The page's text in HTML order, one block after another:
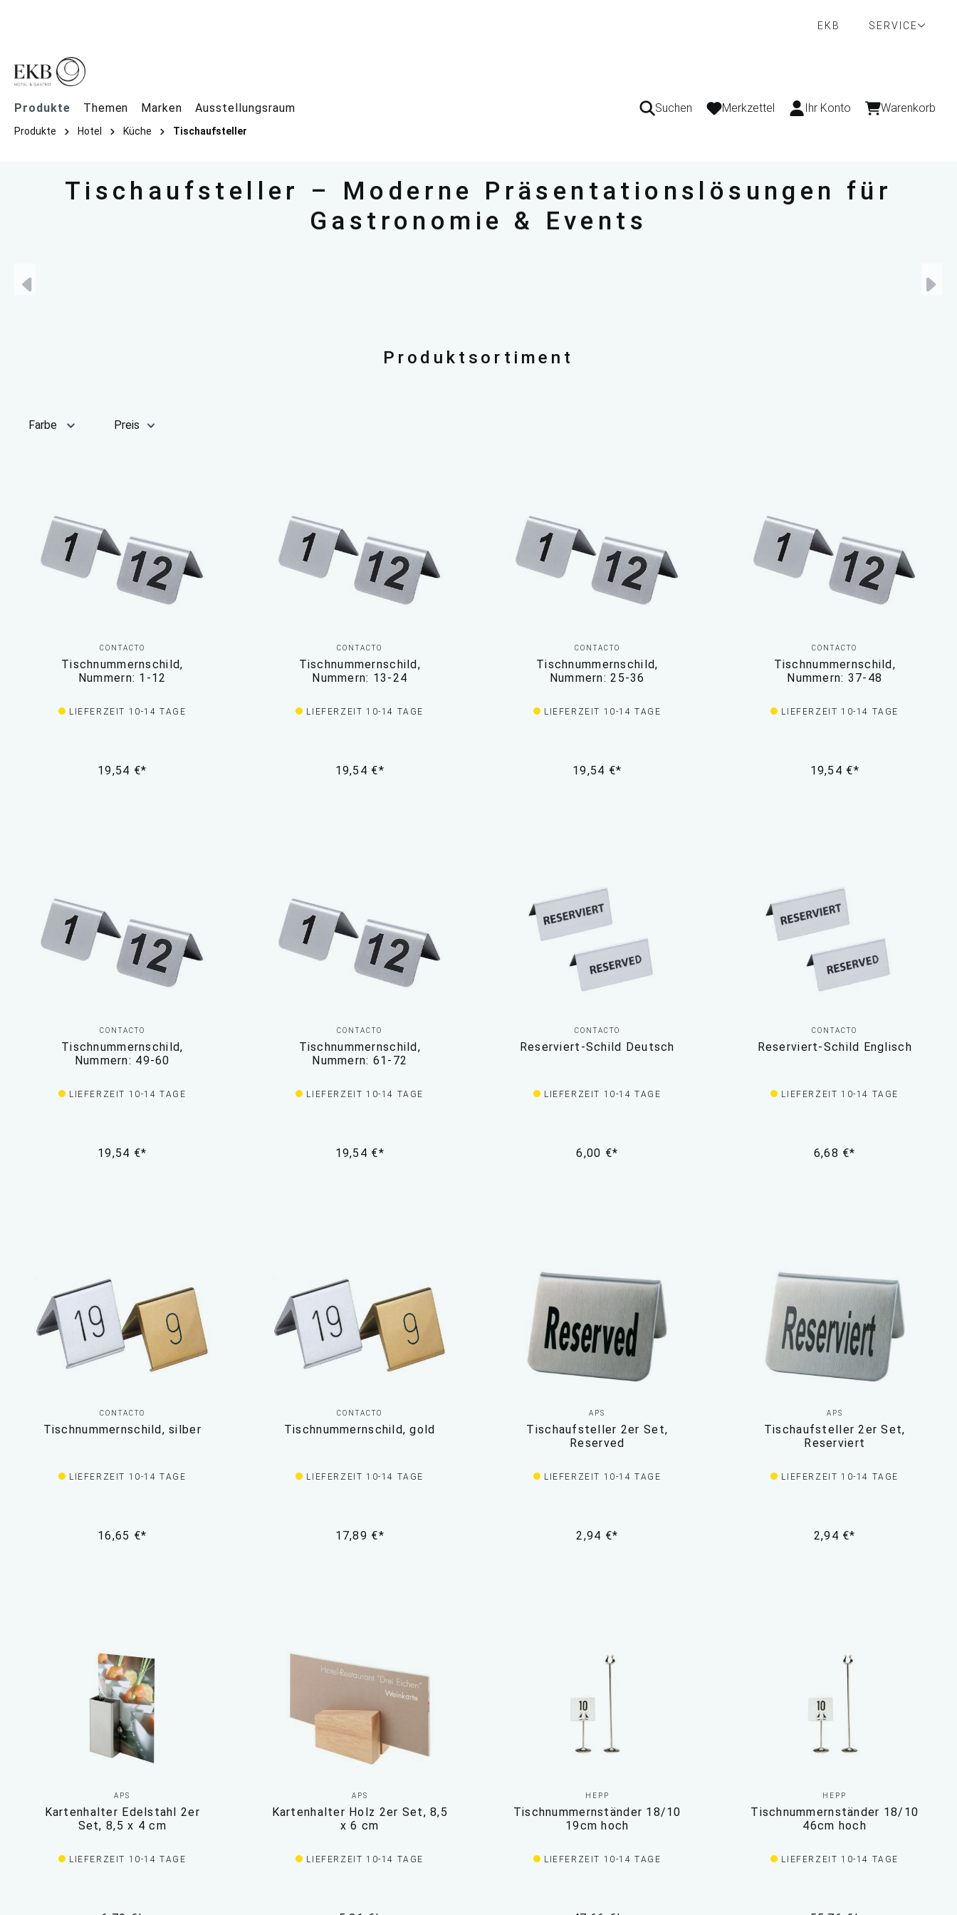
EKB
SERVICE
Produkte Themen Marken Ausstellungsraum Suchen Merkzettel Ihr Konto Warenkorb
Produkte Hotel Küche Tischaufsteller
Tischaufsteller – Moderne Präsentationslösungen für
Gastronomie & Events
Produktsortiment
Farbe Preis
CONTACTO
Tischnummernschild,
Nummern: 1-12
LIEFERZEIT 10-14 TAGE
19,54 €*
CONTACTO
Tischnummernschild,
Nummern: 13-24
LIEFERZEIT 10-14 TAGE
19,54 €*
CONTACTO
Tischnummernschild,
Nummern: 25-36
LIEFERZEIT 10-14 TAGE
19,54 €*
CONTACTO
Tischnummernschild,
Nummern: 37-48
LIEFERZEIT 10-14 TAGE
19,54 €*
CONTACTO
Tischnummernschild,
Nummern: 49-60
LIEFERZEIT 10-14 TAGE
19,54 €*
CONTACTO
Tischnummernschild,
Nummern: 61-72
LIEFERZEIT 10-14 TAGE
19,54 €*
CONTACTO
Reserviert-Schild Deutsch
LIEFERZEIT 10-14 TAGE
6,00 €*
CONTACTO
Reserviert-Schild Englisch
LIEFERZEIT 10-14 TAGE
6,68 €*
CONTACTO
Tischnummernschild, silber
LIEFERZEIT 10-14 TAGE
16,65 €*
CONTACTO
Tischnummernschild, gold
LIEFERZEIT 10-14 TAGE
17,89 €*
APS
Tischaufsteller 2er Set,
Reserved
LIEFERZEIT 10-14 TAGE
2,94 €*
APS
Tischaufsteller 2er Set,
Reserviert
LIEFERZEIT 10-14 TAGE
2,94 €*
APS
Kartenhalter Edelstahl 2er
Set, 8,5 x 4 cm
LIEFERZEIT 10-14 TAGE
APS
Kartenhalter Holz 2er Set, 8,5
x 6 cm
LIEFERZEIT 10-14 TAGE
HEPP
Tischnummernständer 18/10
19cm hoch
LIEFERZEIT 10-14 TAGE
HEPP
Tischnummernständer 18/10
46cm hoch
LIEFERZEIT 10-14 TAGE